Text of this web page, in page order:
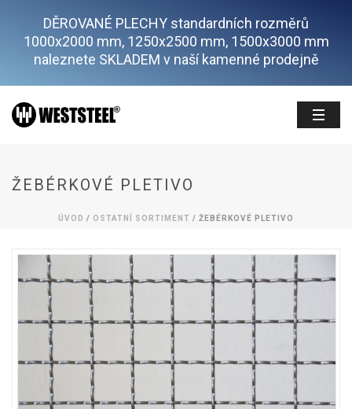
DĚROVANÉ PLECHY standardních rozměrů
1000x2000 mm, 1250x2500 mm, 1500x3000 mm
naleznete SKLADEM v naší kamenné prodejně
ŽEBÉRKOVÉ PLETIVO
ÚVOD / OSTATNÍ SORTIMENT / ŽEBÉRKOVÉ PLETIVO